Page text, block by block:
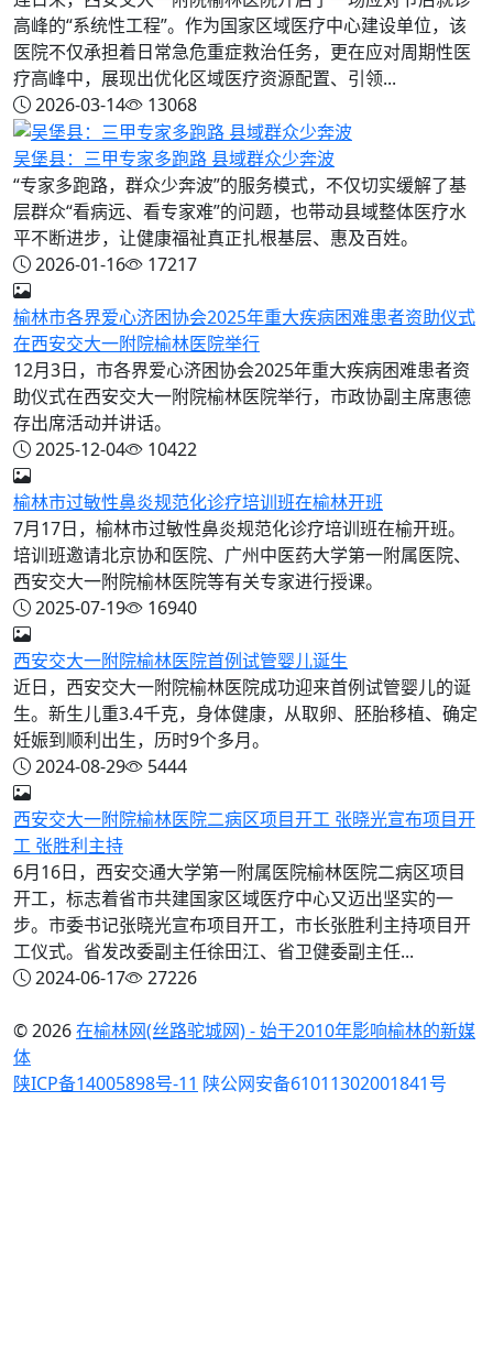
高峰的“系统性工程”。作为国家区域医疗中心建设单位，该
医院不仅承担着日常急危重症救治任务，更在应对周期性医
疗高峰中，展现出优化区域医疗资源配置、引领...
2026-03-14
13068
吴堡县：三甲专家多跑路 县域群众少奔波
“专家多跑路，群众少奔波”的服务模式，不仅切实缓解了基
层群众“看病远、看专家难”的问题，也带动县域整体医疗水
平不断进步，让健康福祉真正扎根基层、惠及百姓。
2026-01-16
17217
榆林市各界爱心济困协会2025年重大疾病困难患者资助仪式
在西安交大一附院榆林医院举行
12月3日，市各界爱心济困协会2025年重大疾病困难患者资
助仪式在西安交大一附院榆林医院举行，市政协副主席惠德
存出席活动并讲话。
2025-12-04
10422
榆林市过敏性鼻炎规范化诊疗培训班在榆林开班
7月17日，榆林市过敏性鼻炎规范化诊疗培训班在榆开班。
培训班邀请北京协和医院、广州中医药大学第一附属医院、
西安交大一附院榆林医院等有关专家进行授课。
2025-07-19
16940
西安交大一附院榆林医院首例试管婴儿诞生
近日，西安交大一附院榆林医院成功迎来首例试管婴儿的诞
生。新生儿重3.4千克，身体健康，从取卵、胚胎移植、确定
妊娠到顺利出生，历时9个多月。
2024-08-29
5444
西安交大一附院榆林医院二病区项目开工 张晓光宣布项目开
工 张胜利主持
6月16日，西安交通大学第一附属医院榆林医院二病区项目
开工，标志着省市共建国家区域医疗中心又迈出坚实的一
步。市委书记张晓光宣布项目开工，市长张胜利主持项目开
工仪式。省发改委副主任徐田江、省卫健委副主任...
2024-06-17
27226
© 2026在榆林网(丝路驼城网) - 始于2010年影响榆林的新媒
体
陕ICP备14005898号-11 陕公网安备61011302001841号